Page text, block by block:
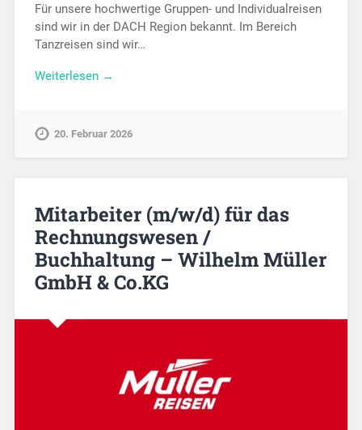
Für unsere hochwertige Gruppen- und Individualreisen
sind wir in der DACH Region bekannt. Im Bereich
Tanzreisen sind wir…
Weiterlesen →
20. Februar 2026
Mitarbeiter (m/w/d) für das
Rechnungswesen /
Buchhaltung – Wilhelm Müller
GmbH & Co.KG